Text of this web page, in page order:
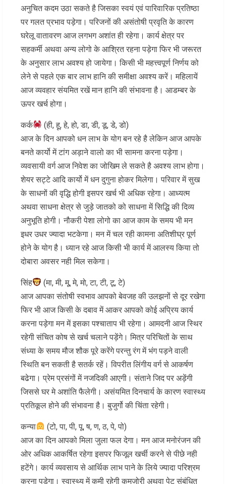
अनुचित कदम उठा सकते है जिसका स्वयं एवं पारिवारिक प्रतिष्ठा
पर गलत प्रभाव पड़ेगा। परिजनों की असंतोषी प्रवृति के कारण
घरेलू वातावरण आज लगभग अशांत ही रहेगा। कार्य क्षेत्र पर
सहकर्मी अथवा अन्य लोगो के आश्रित रहना पड़ेगा फिर भी जरूरत
के अनुसार लाभ अवश्य हो जायेगा। किसी भी महत्त्वपूर्ण निर्णय को
लेने से पहले एक बार लाभ हानि की समीक्षा अवश्य करें। महिलायें
आज व्यवहार संयमित रखें मान हानि की संभावना है। आडम्बर के
ऊपर खर्च होगा।
कर्क
(ही, हू, हे, हो, डा, डी, डू, डे, डो)
आज के दिन आपको धन लाभ के योग बन रहे है लेकिन आज आपके
बनते कार्यो में टांग अड़ाने वालो का भी सामना करना पड़ेगा।
व्यवसायी वर्ग आज निवेश का जोखिम ले सकते है अवश्य लाभ होगा।
शेयर सट्टे आदि कार्यो में धन दुगुना होकर मिलेगा। परिवार में सुख
के साधनों की वृद्धि होगी इसपर खर्च भी अधिक रहेगा। आध्यत्म
अथवा साधना क्षेत्र से जुड़े जातको को साधना में सिद्धि की दिव्य
अनुभूति होगी। नौकरी पेशा लोगो का आज काम के समय भी मन
इधर उधर ज्यादा भटकेगा। मन में चल रही कामना अतिशीघ्र पूर्ण
होने के योग है। ध्यान रहे आज किसी भी कार्य में आलस्य किया तो
दोबारा अवसर नही मिल सकेगा।
सिंह
(मा, मी, मू, मे, मो, टा, टी, टू, टे)
आज आपका संतोषी स्वभाव आपको बेवजह की उलझनों से दूर रखेगा
फिर भी आज किसी के दबाव में आकर आपको कोई अप्रिय कार्य
करना पड़ेगा मन में इसका पश्चाताप भी रहेगा। आमदनी आज स्थिर
रहेगी संचित कोष से खर्च चलाने पड़ेंगे। मित्र परिचितों के साथ
संध्या के समय मौज शौक पूरे करेंगे परन्तु रंग में भंग पड़ने वाली
स्थिति बन सकती है सतर्क रहें। विपरीत लिंगीय वर्ग से आकर्षण
बढेगा। प्रेम प्रसंगों में नजदिकी आएगी। संताने जिद पर अड़ेंगी
जिससे घर मे अशांति फैलेगी। असंयमित दिनचार्य के कारण स्वास्थ्य
प्रतिकूल होने की संभावना है। बुजुर्गो की चिंता रहेगी।
कन्या
(टो, पा, पी, पू, ष, ण, ठ, पे, पो)
आज का दिन आपको मिला जुला फल देगा। मन आज मनोरंजन की
ओर अधिक आकर्षित रहेगा इसपर फिजूल खर्ची करने से पीछे नही
हटेंगे। कार्य व्यवसाय से आर्थिक लाभ पाने के लिये ज्यादा परिश्रम
करना पड़ेगा। स्वास्थ्य में कमी रहेगी कमजोरी अथवा पेट संबंधित